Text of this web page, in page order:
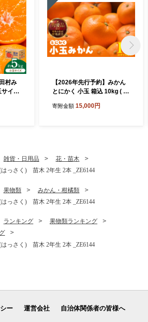
村み
イ
【2026年先行予約】みかん
とにかく 小玉 箱込 10kg ( 内
秀品 優品 混合 有田みかん 和
寄附金額 15,000円
雑貨・日用品
花・苗木
はっさく) 苗木 2年生 2本 _ZE6144
果物類
みかん・柑橘類
はっさく) 苗木 2年生 2本 _ZE6144
ランキング
果物類ランキング
はっさく) 苗木 2年生 2本 _ZE6144
ー 運営会社 自治体関係者の皆様へ